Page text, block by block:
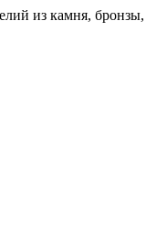
из камня, бронзы,